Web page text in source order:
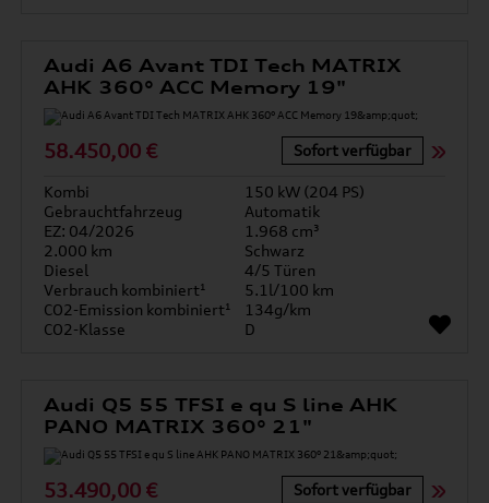
Audi A6 Avant TDI Tech MATRIX
AHK 360° ACC Memory 19"
58.450,00 € Sofort verfügbar
Kombi
150 kW (204 PS)
Gebrauchtfahrzeug
Automatik
EZ: 04/2026
1.968 cm³
2.000 km
Schwarz
Diesel
4/5 Türen
Verbrauch kombiniert¹
5.1l/100 km
CO2-Emission kombiniert¹
134g/km
CO2-Klasse
D
Audi Q5 55 TFSI e qu S line AHK
PANO MATRIX 360° 21"
53.490,00 € Sofort verfügbar